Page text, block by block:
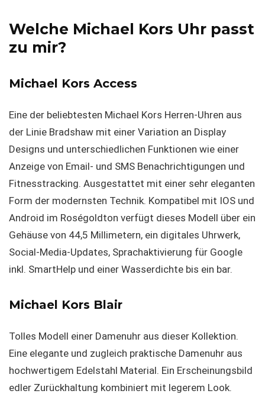
Welche Michael Kors Uhr passt
zu mir?
Michael Kors Access
Eine der beliebtesten Michael Kors Herren-Uhren aus
der Linie Bradshaw mit einer Variation an Display
Designs und unterschiedlichen Funktionen wie einer
Anzeige von Email- und SMS Benachrichtigungen und
Fitnesstracking. Ausgestattet mit einer sehr eleganten
Form der modernsten Technik. Kompatibel mit IOS und
Android im Roségoldton verfügt dieses Modell über ein
Gehäuse von 44,5 Millimetern, ein digitales Uhrwerk,
Social-Media-Updates, Sprachaktivierung für Google
inkl. SmartHelp und einer Wasserdichte bis ein bar.
Michael Kors Blair
Tolles Modell einer Damenuhr aus dieser Kollektion.
Eine elegante und zugleich praktische Damenuhr aus
hochwertigem Edelstahl Material. Ein Erscheinungsbild
edler Zurückhaltung kombiniert mit legerem Look.